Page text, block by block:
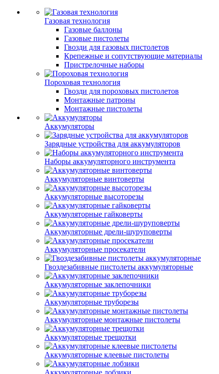
Газовая технология
Газовые баллоны
Газовые пистолеты
Гвозди для газовых пистолетов
Крепежные и сопутствующие материалы
Пристрелочные наборы
Пороховая технология
Гвозди для пороховых пистолетов
Монтажные патроны
Монтажные пистолеты
Аккумуляторы
Зарядные устройства для аккумуляторов
Наборы аккумуляторного инструмента
Аккумуляторные винтоверты
Аккумуляторные высоторезы
Аккумуляторные гайковерты
Аккумуляторные дрели-шуруповерты
Аккумуляторные просекатели
Гвоздезабивные пистолеты аккумуляторные
Аккумуляторные заклепочники
Аккумуляторные труборезы
Аккумуляторные монтажные пистолеты
Аккумуляторные трещотки
Аккумуляторные клеевые пистолеты
Аккумуляторные лобзики